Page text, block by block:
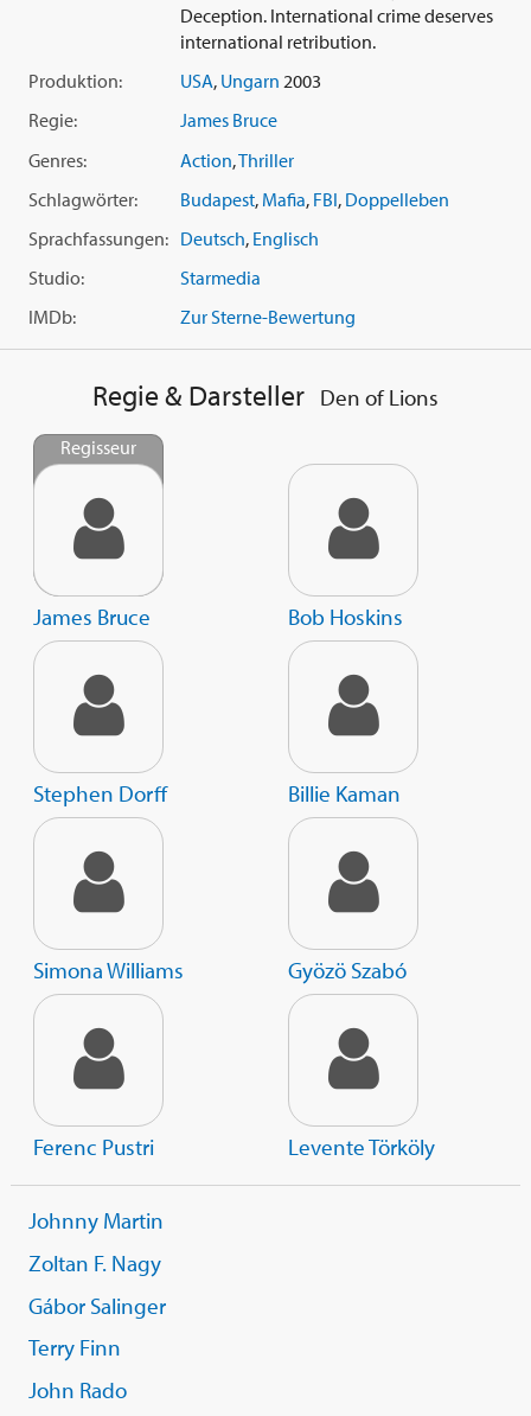
Deception. International crime deserves
international retribution.
Produktion:
USA, Ungarn 2003
Regie:
James Bruce
Genres:
Action,Thriller
Schlagwörter:
Budapest, Mafia, FBI, Doppelleben
Sprachfassungen: Deutsch, Englisch
Studio:
Starmedia
IMDb:
Zur Sterne-Bewertung
Regie & Darsteller Den of Lions
Regisseur
James Bruce Bob Hoskins
Stephen Dorff Billie Kaman
Simona Williams Gyözö Szabó
Ferenc Pustri Levente Törköly
Johnny Martin
Zoltan F. Nagy
Gábor Salinger
Terry Finn
John Rado